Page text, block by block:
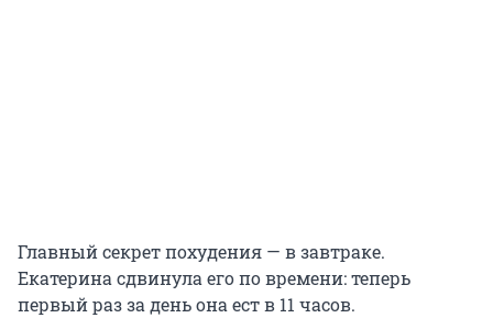
Главный секрет похудения — в завтраке.
Екатерина сдвинула его по времени: теперь
первый раз за день она ест в 11 часов.